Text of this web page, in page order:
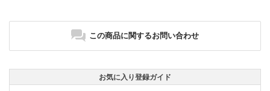
この商品に関するお問い合わせ
お気に入り登録ガイド